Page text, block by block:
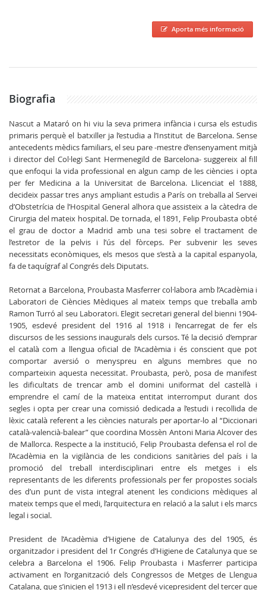
Aporta més informació
Biografia
Nascut a Mataró on hi viu la seva primera infància i cursa els estudis
primaris perquè el batxiller ja l’estudia a l’Institut de Barcelona. Sense
antecedents mèdics familiars, el seu pare -mestre d’ensenyament mitjà
i director del Col·legi Sant Hermenegild de Barcelona- suggereix al fill
que enfoqui la vida professional en algun camp de les ciències i opta
per fer Medicina a la Universitat de Barcelona. Llicenciat el 1888,
decideix passar tres anys ampliant estudis a París on treballa al Servei
d’Obstetrícia de l’Hospital General alhora que assisteix a la càtedra de
Cirurgia del mateix hospital. De tornada, el 1891, Felip Proubasta obté
el grau de doctor a Madrid amb una tesi sobre el tractament de
l’estretor de la pelvis i l’ús del fòrceps. Per subvenir les seves
necessitats econòmiques, els mesos que s’està a la capital espanyola,
fa de taquígraf al Congrés dels Diputats.
Retornat a Barcelona, Proubasta Masferrer col·labora amb l’Acadèmia i
Laboratori de Ciències Mèdiques al mateix temps que treballa amb
Ramon Turró al seu Laboratori. Elegit secretari general del bienni 1904-
1905, esdevé president del 1916 al 1918 i l’encarregat de fer els
discursos de les sessions inaugurals dels cursos. Té la decisió d’emprar
el català com a llengua oficial de l’Acadèmia i és conscient que pot
comportar aversió o menyspreu en alguns membres que no
comparteixin aquesta necessitat. Proubasta, però, posa de manifest
les dificultats de trencar amb el domini uniformat del castellà i
emprendre el camí de la mateixa entitat interromput durant dos
segles i opta per crear una comissió dedicada a l’estudi i recollida de
lèxic català referent a les ciències naturals per aportar-lo al “Diccionari
català-valencià-balear” que coordina Mossèn Antoni Maria Alcover des
de Mallorca. Respecte a la institució, Felip Proubasta defensa el rol de
l’Acadèmia en la vigilància de les condicions sanitàries del país i la
promoció del treball interdisciplinari entre els metges i els
representants de les diferents professionals per fer propostes socials
des d’un punt de vista integral atenent les condicions mèdiques al
mateix temps que el medi, l’arquitectura en relació a la salut i els marcs
legal i social.
President de l’Acadèmia d’Higiene de Catalunya des del 1905, és
organitzador i president del 1r Congrés d’Higiene de Catalunya que se
celebra a Barcelona el 1906. Felip Proubasta i Masferrer participa
activament en l’organització dels Congressos de Metges de Llengua
Catalana, que s’inicien el 1913 i ell n’esdevé vicepresident del tercer que